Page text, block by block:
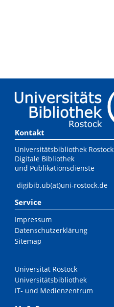
Kontakt
Universitätsbibliothek Rostock
Digitale Bibliothek
und Publikationsdienste
digibib.ub(at)uni-rostock.de
Service
Impressum
Datenschutzerklärung
Sitemap
Universität Rostock
Universitätsbibliothek
IT- und Medienzentrum